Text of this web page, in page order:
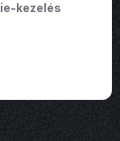
kezelés